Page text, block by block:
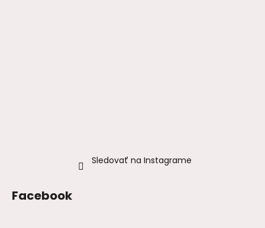
Sledovať na Instagrame
Facebook